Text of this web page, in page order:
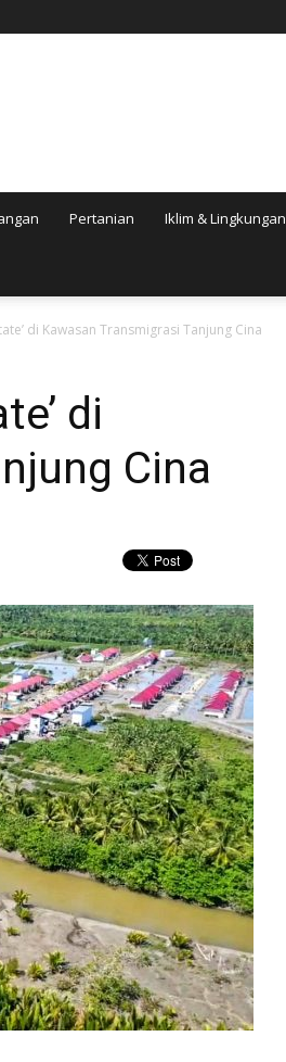
Pertanian Iklim & Lingkungan
di Kawasan Transmigrasi Tanjung Cina
di
Cina